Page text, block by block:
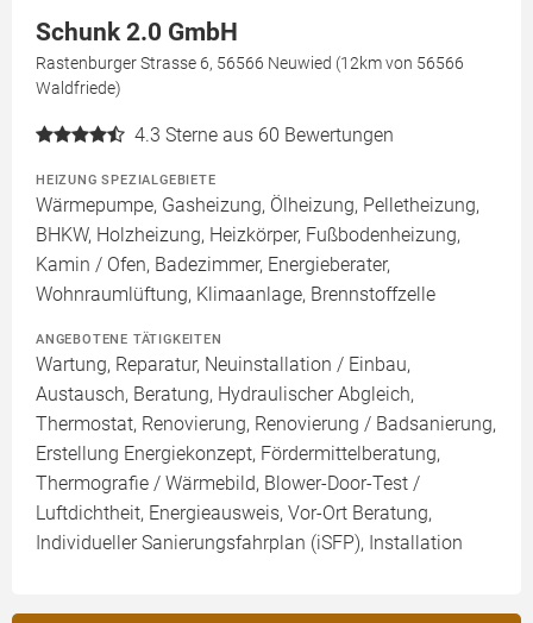
Schunk 2.0 GmbH
Rastenburger Strasse 6, 56566 Neuwied (12km von 56566
Waldfriede)
4.3 Sterne aus 60 Bewertungen
HEIZUNG SPEZIALGEBIETE
Wärmepumpe, Gasheizung, Ölheizung, Pelletheizung,
BHKW, Holzheizung, Heizkörper, Fußbodenheizung,
Kamin / Ofen, Badezimmer, Energieberater,
Wohnraumlüftung, Klimaanlage, Brennstoffzelle
ANGEBOTENE TÄTIGKEITEN
Wartung, Reparatur, Neuinstallation / Einbau,
Austausch, Beratung, Hydraulischer Abgleich,
Thermostat, Renovierung, Renovierung / Badsanierung,
Erstellung Energiekonzept, Fördermittelberatung,
Thermografie / Wärmebild, Blower-Door-Test /
Luftdichtheit, Energieausweis, Vor-Ort Beratung,
Individueller Sanierungsfahrplan (iSFP), Installation